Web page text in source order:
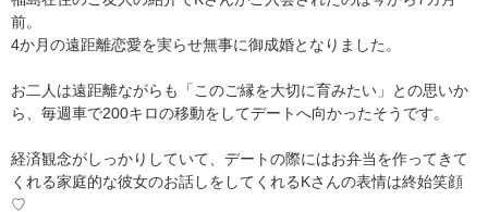
前。
4か月の遠距離恋愛を実らせ無事に御成婚となりました。
お二人は遠距離ながらも「このご縁を大切に育みたい」との思いか
ら、毎週車で200キロの移動をしてデートへ向かったそうです。
経済観念がしっかりしていて、デートの際にはお弁当を作ってきて
くれる家庭的な彼女のお話しをしてくれるKさんの表情は終始笑顔
♡